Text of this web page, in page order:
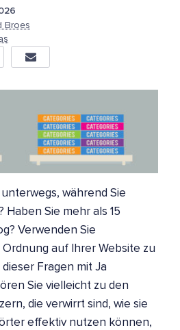
Broes
während Sie
Sie mehr als 15
Verwenden Sie
auf Ihrer Website zu
Fragen mit Ja
Sie vielleicht zu den
die verwirrt sind, wie sie
effektiv nutzen können,